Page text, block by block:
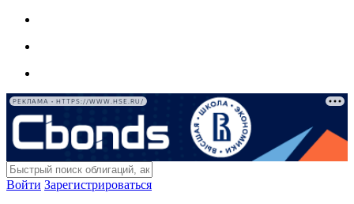
РЕКЛАМА • HTTPS://WWW.HSE.RU/
Войти Зарегистрироваться